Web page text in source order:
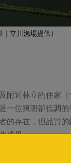
立川漁場提供）
附近林立的住家
一位爽朗卻低調
的存在，但品質
成果。